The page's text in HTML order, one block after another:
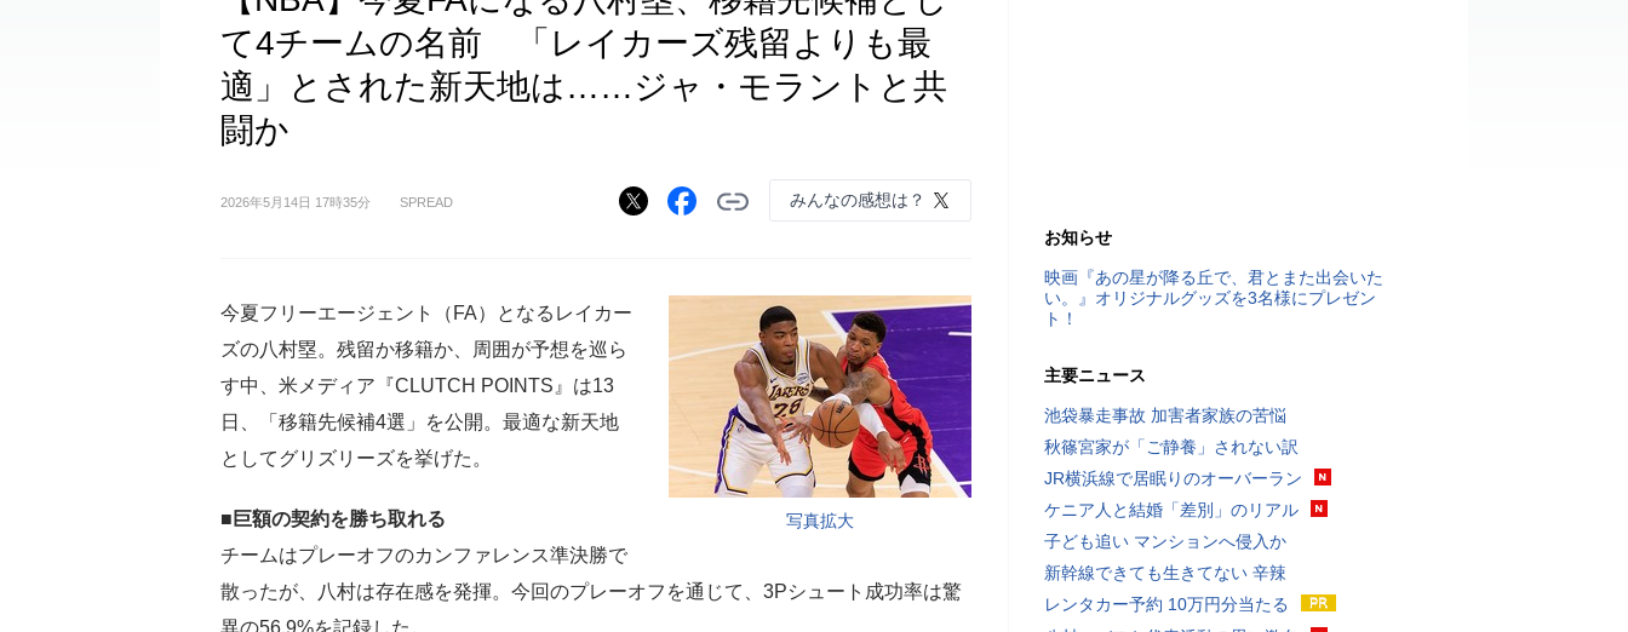
て4チームの名前 「レイカーズ残留よりも最
適」とされた新天地は……ジャ・モラントと共
闘か
2026年5月14日 17時35分 SPREAD みんなの感想は？
写真拡大
今夏フリーエージェント（FA）となるレイカー
ズの八村塁。残留か移籍か、周囲が予想を巡ら
す中、米メディア『CLUTCH POINTS』は13
日、「移籍先候補4選」を公開。最適な新天地
としてグリズリーズを挙げた。
■巨額の契約を勝ち取れる
チームはプレーオフのカンファレンス準決勝で
散ったが、八村は存在感を発揮。今回のプレーオフを通じて、3Pシュート成功率は驚
異の56.9%を記録した。
お知らせ
映画『あの星が降る丘で、君とまた出会いた
い。』オリジナルグッズを3名様にプレゼン
ト！
主要ニュース
池袋暴走事故 加害者家族の苦悩
秋篠宮家が「ご静養」されない訳
JR横浜線で居眠りのオーバーラン
ケニア人と結婚「差別」のリアル
子ども追い マンションへ侵入か
新幹線できても生きてない 辛辣
レンタカー予約 10万円分当たる